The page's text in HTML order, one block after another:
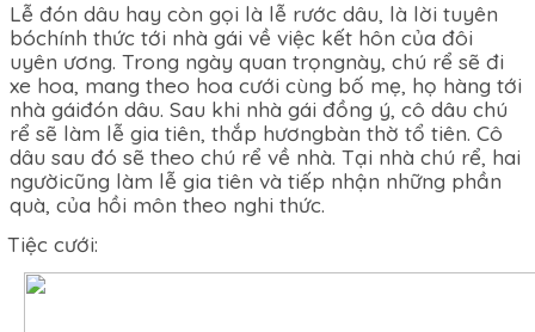
Lễ đón dâu hay còn gọi là lễ rước dâu, là lời tuyên
bóchính thức tới nhà gái về việc kết hôn của đôi
uyên ương. Trong ngày quan trọngnày, chú rể sẽ đi
xe hoa, mang theo hoa cưới cùng bố mẹ, họ hàng tới
nhà gáiđón dâu. Sau khi nhà gái đồng ý, cô dâu chú
rể sẽ làm lễ gia tiên, thắp hươngbàn thờ tổ tiên. Cô
dâu sau đó sẽ theo chú rể về nhà. Tại nhà chú rể, hai
ngườicũng làm lễ gia tiên và tiếp nhận những phần
quà, của hồi môn theo nghi thức.
Tiệc cưới: